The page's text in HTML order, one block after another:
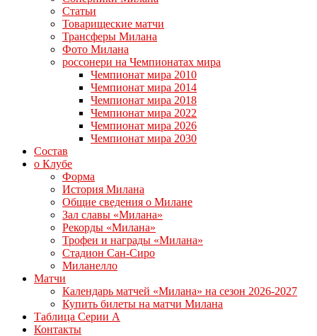
Статьи
Товарищеские матчи
Трансферы Милана
Фото Милана
россонери на Чемпионатах мира
Чемпионат мира 2010
Чемпионат мира 2014
Чемпионат мира 2018
Чемпионат мира 2022
Чемпионат мира 2026
Чемпионат мира 2030
Состав
о Клубе
Форма
История Милана
Общие сведения о Милане
Зал славы «Милана»
Рекорды «Милана»
Трофеи и награды «Милана»
Стадион Сан-Сиро
Миланелло
Матчи
Календарь матчей «Милана» на сезон 2026-2027
Купить билеты на матчи Милана
Таблица Серии А
Контакты